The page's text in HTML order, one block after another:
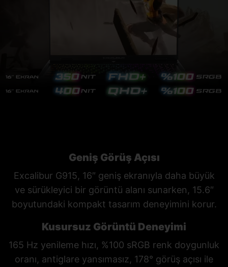
Geniş Görüş Açısı
Excalibur G915, 16″ geniş ekranıyla daha büyük
ve sürükleyici bir görüntü alanı sunarken, 15.6″
boyutundaki kompakt tasarım deneyimini korur.
Kusursuz Görüntü Deneyimi
165 Hz yenileme hızı, %100 sRGB renk doygunluk
oranı, antiglare yansımasız, 178° görüş açısı ile